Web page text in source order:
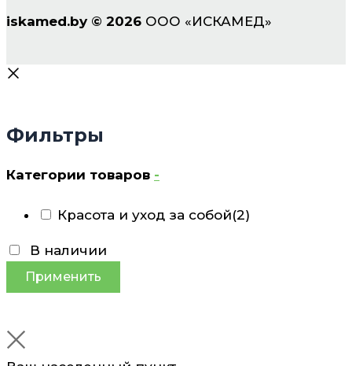
iskamed.by © 2026 ООО «ИСКАМЕД»
Фильтры
Категории товаров -
Красота и уход за собой(2)
В наличии
Применить